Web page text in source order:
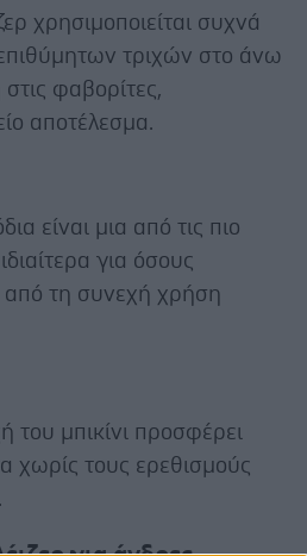
χρησιμοποιείται συχνά
τριχών στο άνω
φαβορίτες,
αποτέλεσμα.
είναι μια από τις πιο
για όσους
τη συνεχή χρήση
του μπικίνι προσφέρει
χωρίς τους ερεθισμούς